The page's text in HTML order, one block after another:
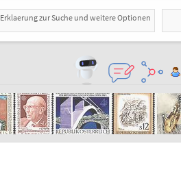
Erklaerung zur Suche und weitere Optionen